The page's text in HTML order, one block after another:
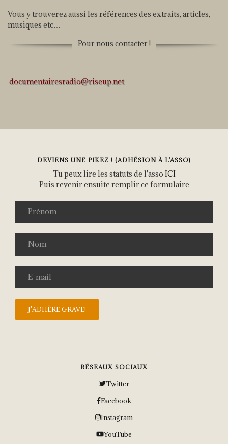
Vous y trouverez aussi les références des extraits, articles,
musiques etc…
Pour nous contacter !
documentairesradio@riseup.net
DEVIENS UNE PIKEZ ! (ADHÉSION À L’ASSO)
Tu peux lire les statuts de l'asso ICI
Puis revenir ensuite remplir ce formulaire
RÉSEAUX SOCIAUX
Twitter
Facebook
Instagram
YouTube